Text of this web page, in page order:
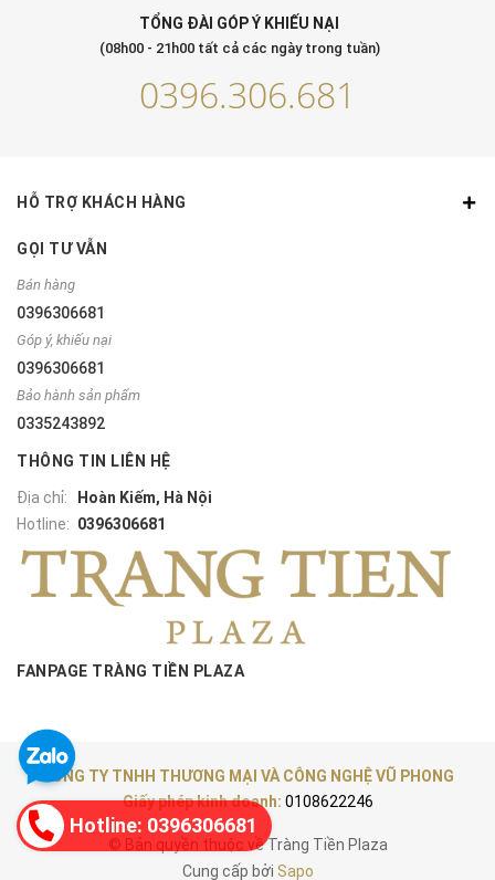
TỔNG ĐÀI GÓP Ý KHIẾU NẠI
(08h00 - 21h00 tất cả các ngày trong tuần)
0396.306.681
HỖ TRỢ KHÁCH HÀNG
GỌI TƯ VẪN
Bán hàng
0396306681
Góp ý, khiếu nại
0396306681
Bảo hành sản phẩm
0335243892
THÔNG TIN LIÊN HỆ
Địa chỉ:
Hoàn Kiếm, Hà Nội
Hotline: 0396306681
FANPAGE TRÀNG TIỀN PLAZA
CÔNG TY TNHH THƯƠNG MẠI VÀ CÔNG NGHỆ VŨ PHONG
Giấy phép kinh doanh: 0108622246
© Bản quyền thuộc về Tràng Tiền Plaza
Cung cấp bởi Sapo
Hotline: 0396306681